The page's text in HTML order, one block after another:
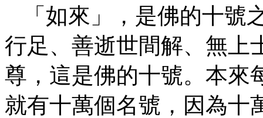
「如來」，是佛的十
行足、善逝世間解、無上
尊，這是佛的十號。本來
就有十萬個名號，因為十